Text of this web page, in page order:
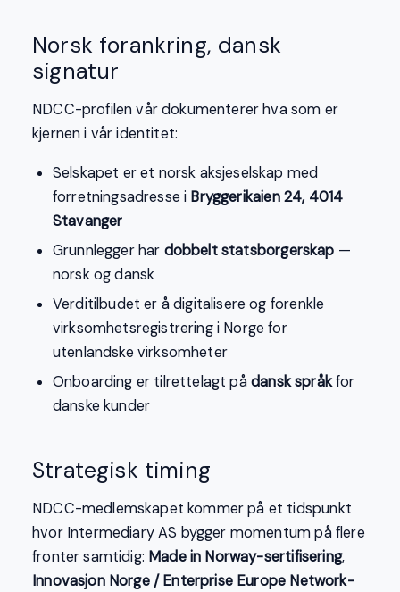
Norsk forankring, dansk
signatur
NDCC-profilen vår dokumenterer hva som er
kjernen i vår identitet:
Selskapet er et norsk aksjeselskap med
forretningsadresse i Bryggerikaien 24, 4014
Stavanger
Grunnlegger har dobbelt statsborgerskap —
norsk og dansk
Verditilbudet er å digitalisere og forenkle
virksomhetsregistrering i Norge for
utenlandske virksomheter
Onboarding er tilrettelagt pådansk språkfor
danske kunder
Strategisk timing
NDCC-medlemskapet kommer på et tidspunkt
hvor Intermediary AS bygger momentum på flere
fronter samtidig: Made in Norway-sertifisering,
Innovasjon Norge / Enterprise Europe Network-